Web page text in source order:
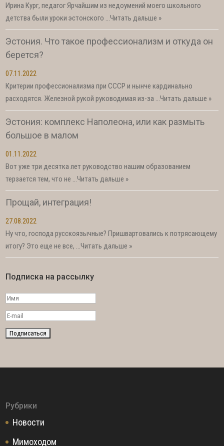
Ирина Кург, педагог Ярчайшим из недоумений моего школьного
детства были уроки эстонского …Читать дальше »
Эстония. Что такое профессионализм и откуда он
берется?
07.11.2022
Критерии профессионализма при СССР и нынче кардинально
расходятся. Железной рукой руководимая из-за …Читать дальше »
Эстония: комплекс Наполеона, или как размыть
большое в малом
01.11.2022
Вот уже три десятка лет руководство нашим образованием
терзается тем, что не …Читать дальше »
Прощай, интеграция!
27.08.2022
Ну что, господа русскоязычные? Пришвартовались к потрясающему
итогу? Это еще не все, …Читать дальше »
Подписка на рассылку
Рубрики
Новости
Мимоходом